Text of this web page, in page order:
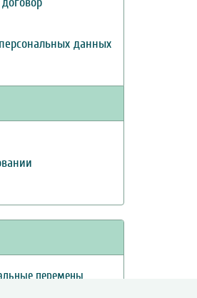
данных
перемены